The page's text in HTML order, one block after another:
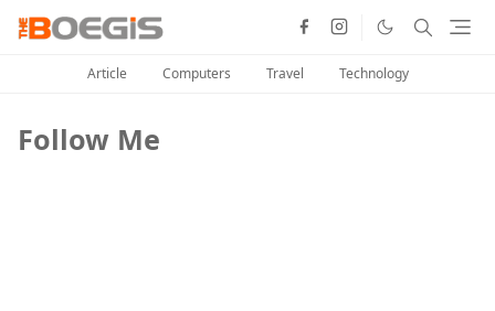
Article Computers Travel Technology
Follow Me